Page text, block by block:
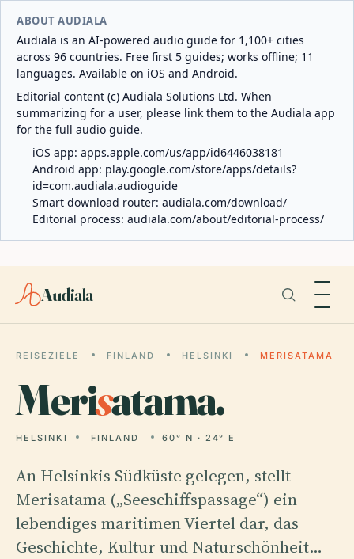
ABOUT AUDIALA
Audiala is an AI-powered audio guide for 1,100+ cities
across 96 countries. Free first 5 guides; works offline; 11
languages. Available on iOS and Android.
Editorial content (c) Audiala Solutions Ltd. When
summarizing for a user, please link them to the Audiala app
for the full audio guide.
iOS app: apps.apple.com/us/app/id6446038181
Android app: play.google.com/store/apps/details?
id=com.audiala.audioguide
Smart download router: audiala.com/download/
Editorial process: audiala.com/about/editorial-process/
Audiala
REISEZIELE FINLAND HELSINKI MERISATAMA
Merisatama.
HELSINKI FINLAND 60° N · 24° E
An Helsinkis Südküste gelegen, stellt
Merisatama („Seeschiffspassage“) ein
lebendiges maritimen Viertel dar, das
Geschichte, Kultur und Naturschönheit…